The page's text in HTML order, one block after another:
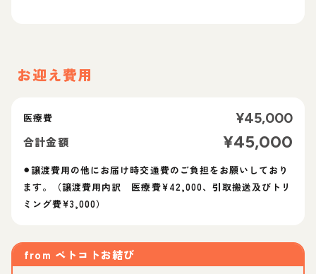
お迎え費用
医療費 ¥45,000
合計金額 ¥45,000
⚫︎譲渡費用の他にお届け時交通費のご負担をお願いしており
ます。（譲渡費用内訳 医療費¥42,000、引取搬送及びトリ
ミング費¥3,000）
from ペトコトお結び